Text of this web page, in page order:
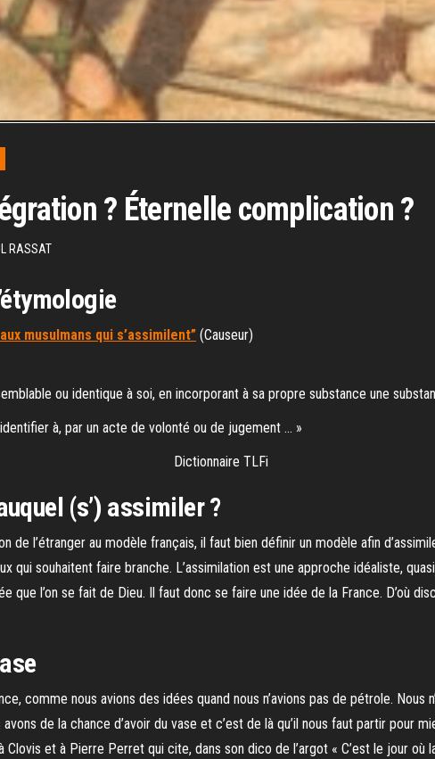
? Éternelle complication ?
RASSAT
musulmans qui s’assimilent” (Causeur)
ou identique à soi, en incorporant à sa propre substance une
à, par un acte de volonté ou de jugement … »
TLFi
(s’) assimiler ?
de l’étranger au modèle français, il faut bien définir un modèle afin
qui souhaitent faire branche. L’assimilation est une approche idéaliste,
que l’on se fait de Dieu. Il faut donc se faire une idée de la France. D’où
comme nous avions des idées quand nous n’avions pas de pétrole.
de la chance d’avoir du vase et c’est de là qu’il nous faut partir pour
Clovis et à Pierre Perret qui cite, dans son dico de l’argot « C’est le jour